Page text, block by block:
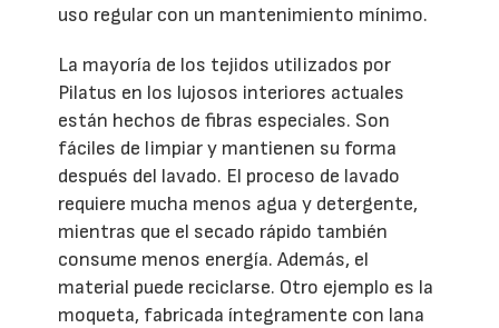
uso regular con un mantenimiento mínimo.
La mayoría de los tejidos utilizados por
Pilatus en los lujosos interiores actuales
están hechos de fibras especiales. Son
fáciles de limpiar y mantienen su forma
después del lavado. El proceso de lavado
requiere mucha menos agua y detergente,
mientras que el secado rápido también
consume menos energía. Además, el
material puede reciclarse. Otro ejemplo es la
moqueta, fabricada íntegramente con lana